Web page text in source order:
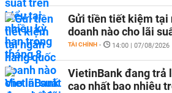
Gửi tiền tiết kiệm tại
doanh nào cho lãi
TÀI CHÍNH - 14:00 | 07/08/2026
VietinBank đang trả
cao nhất bao nhiêu